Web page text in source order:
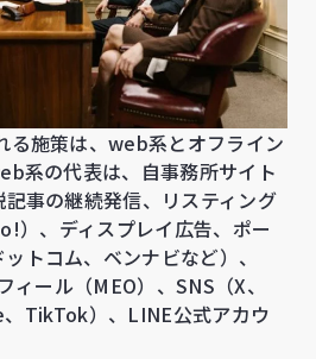
る施策は、web系とオフライン
系の代表は、自事務所サイト
事の継続発信、リスティング
）、ディスプレイ広告、ポー
トコム、ベンナビなど）、
ール（MEO）、SNS（X、
TikTok）、LINE公式アカウ